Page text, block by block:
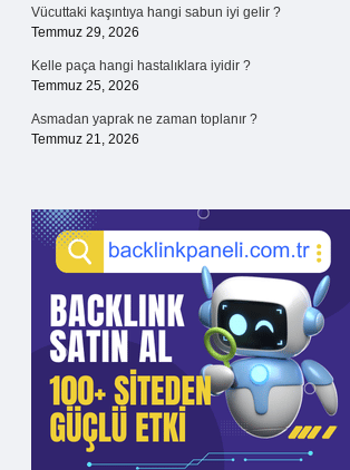
Vücuttaki kaşıntıya hangi sabun iyi gelir ?
Temmuz 29, 2026
Kelle paça hangi hastalıklara iyidir ?
Temmuz 25, 2026
Asmadan yaprak ne zaman toplanır ?
Temmuz 21, 2026